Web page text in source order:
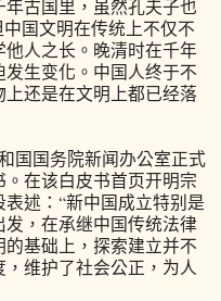
古国里，虽然孔夫子也
国文明在传统上不仅不
人之长。晚清时在千年
生变化。中国人终于不
还是在文明上都已经落
国务院新闻办公室正式
在该白皮书首页开明宗
述：“新中国成立特别是
，在承继中国传统法律
基础上，探索建立并不
维护了社会公正，为人